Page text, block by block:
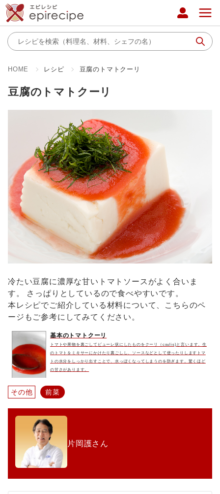
HOME レシピ 豆腐のトマトクーリ
豆腐のトマトクーリ
冷たい豆腐に濃厚な甘いトマトソースがよく合いま
す。 さっぱりとしているので食べやすいです。
本レシピでご紹介している材料について、こちらのペ
ージもご参考にしてみてください。
基本のトマトクーリ
トマトや果物を裏ごしてピューレ状にしたものをクーリ（coulis)と言います。生
のトマトをミキサーにかけたり裏ごしし、ソースなどとして使ったりしますトマ
トの水分をしっかり出すことで、水っぽくなってしまうのを防ぎます。驚くほど
の甘さがあります。
その他 前菜
片岡護さん